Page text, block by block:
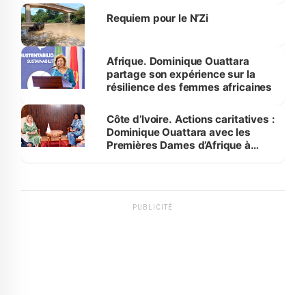
Requiem pour le N’Zi
Afrique. Dominique Ouattara
partage son expérience sur la
résilience des femmes africaines
Côte d’Ivoire. Actions caritatives :
Dominique Ouattara avec les
Premières Dames d’Afrique à
PUBLICITÉ